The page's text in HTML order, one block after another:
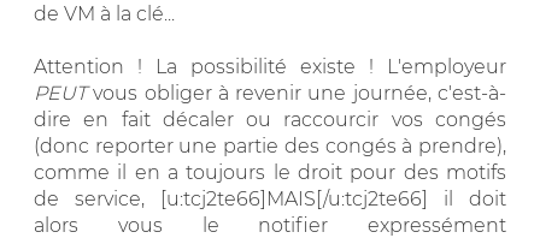
de VM à la clé...
Attention ! La possibilité existe ! L'employeur
PEUTvous obliger à revenir une journée, c'est-à-
dire en fait décaler ou raccourcir vos congés
(donc reporter une partie des congés à prendre),
comme il en a toujours le droit pour des motifs
de service, [u:tcj2te66]MAIS[/u:tcj2te66] il doit
alors vous le notifier expressément